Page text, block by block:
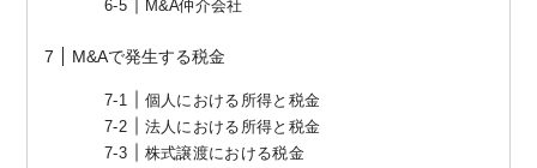
M&A仲介会社
M&Aで発生する税金
個人における所得と税金
法人における所得と税金
株式譲渡における税金